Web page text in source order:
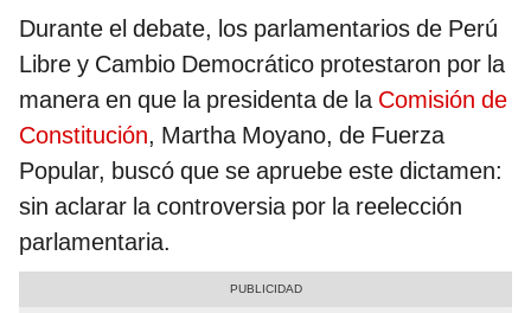
Durante el debate, los parlamentarios de Perú
Libre y Cambio Democrático protestaron por la
manera en que la presidenta de la Comisión de
Constitución, Martha Moyano, de Fuerza
Popular, buscó que se apruebe este dictamen:
sin aclarar la controversia por la reelección
parlamentaria.